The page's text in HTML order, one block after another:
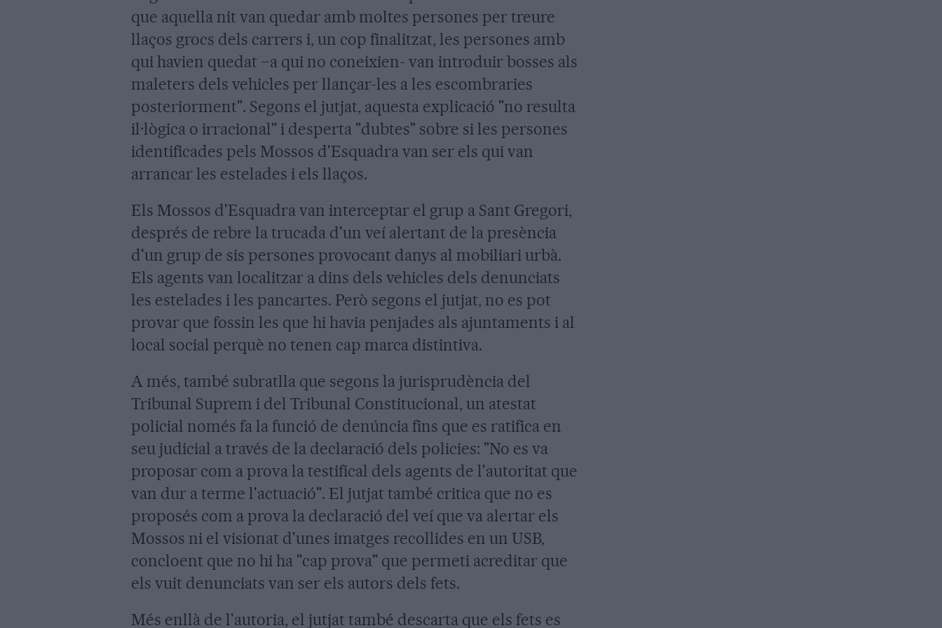
que aquella nit van quedar amb moltes persones per treure
llaços grocs dels carrers i, un cop finalitzat, les persones amb
qui havien quedat –a qui no coneixien- van introduir bosses als
maleters dels vehicles per llançar-les a les escombraries
posteriorment". Segons el jutjat, aquesta explicació "no resulta
il·lògica o irracional" i desperta "dubtes" sobre si les persones
identificades pels Mossos d'Esquadra van ser els qui van
arrancar les estelades i els llaços.
Els Mossos d'Esquadra van interceptar el grup a Sant Gregori,
després de rebre la trucada d'un veí alertant de la presència
d'un grup de sis persones provocant danys al mobiliari urbà.
Els agents van localitzar a dins dels vehicles dels denunciats
les estelades i les pancartes. Però segons el jutjat, no es pot
provar que fossin les que hi havia penjades als ajuntaments i al
local social perquè no tenen cap marca distintiva.
A més, també subratlla que segons la jurisprudència del
Tribunal Suprem i del Tribunal Constitucional, un atestat
policial només fa la funció de denúncia fins que es ratifica en
seu judicial a través de la declaració dels policies: "No es va
proposar com a prova la testifical dels agents de l'autoritat que
van dur a terme l'actuació". El jutjat també critica que no es
proposés com a prova la declaració del veí que va alertar els
Mossos ni el visionat d'unes imatges recollides en un USB,
concloent que no hi ha "cap prova" que permeti acreditar que
els vuit denunciats van ser els autors dels fets.
Més enllà de l'autoria, el jutjat també descarta que els fets es